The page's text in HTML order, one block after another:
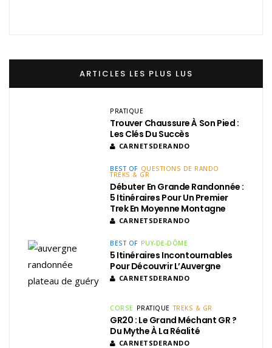
ARTICLES LES PLUS LUS
PRATIQUE
Trouver Chaussure À Son Pied :
Les Clés Du Succès
CARNETSDERANDO
BEST OF QUESTIONS DE RANDO
TREKS & GR
Débuter En Grande Randonnée :
5 Itinéraires Pour Un Premier
Trek En Moyenne Montagne
CARNETSDERANDO
BEST OF PUY-DE-DÔME
5 Itinéraires Incontournables
Pour Découvrir L’Auvergne
CARNETSDERANDO
CORSE PRATIQUE TREKS & GR
GR20 : Le Grand Méchant GR ?
Du Mythe À La Réalité
CARNETSDERANDO